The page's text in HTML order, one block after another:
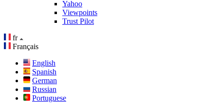
Yahoo
Viewpoints
Trust Pilot
fr
Français
English
Spanish
German
Russian
Portuguese